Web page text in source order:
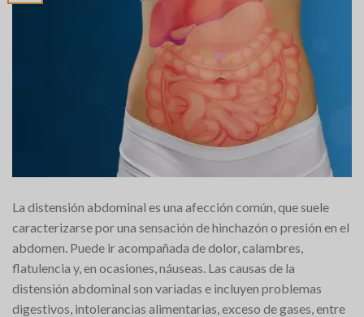
La distensión abdominal es una afección común, que suele
caracterizarse por una sensación de hinchazón o presión en el
abdomen. Puede ir acompañada de dolor, calambres,
flatulencia y, en ocasiones, náuseas. Las causas de la
distensión abdominal son variadas e incluyen problemas
digestivos, intolerancias alimentarias, exceso de gases, entre